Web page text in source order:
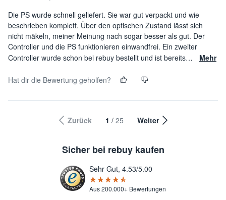
Die PS wurde schnell geliefert. Sie war gut verpackt und wie
beschrieben komplett. Über den optischen Zustand lässt sich
nicht mäkeln, meiner Meinung nach sogar besser als gut. Der
Controller und die PS funktionieren einwandfrei. Ein zweiter
Controller wurde schon bei rebuy bestellt und ist bereits… Mehr
Hat dir die Bewertung geholfen?
Zurück 1 / 25 Weiter
Sicher bei rebuy kaufen
Sehr Gut, 4.53/5.00
★★★★★
☆☆☆☆☆
Aus 200.000+ Bewertungen